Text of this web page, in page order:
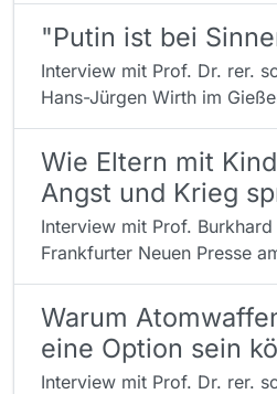
"Putin ist bei
Interview mit Prof. Dr. rer.
Hans-Jürgen Wirth im
Wie Eltern mit
Angst und Krieg
Interview mit Prof.
Frankfurter Neuen Presse
Warum
eine Option sein
Interview mit Prof. Dr. rer.